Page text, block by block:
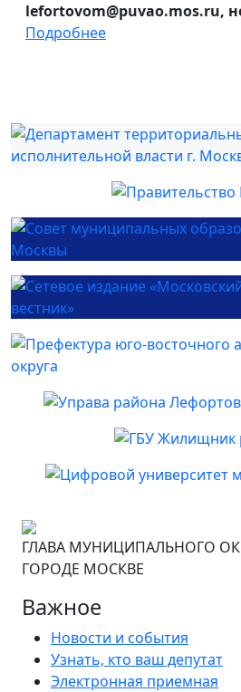
lefortovom@puvao.mos.ru,
Подробнее
ГЛАВА МУНИЦИПАЛЬНОГО
ГОРОДЕ МОСКВЕ
Важное
Новости и события
Узнать, кто ваш депутат
Электронная приемная